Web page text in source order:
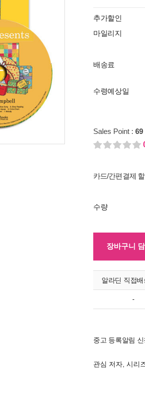
추가할인
마일리지
배송료
수령예상일
Sales Point : 69
카드/간편결제
수량
장바구니
알라딘 직접
-
중고 등록알림 신
관심 저자, 시리